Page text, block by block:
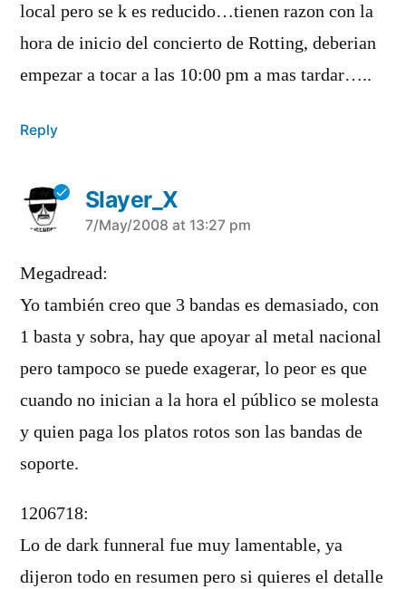
local pero se k es reducido…tienen razon con la
hora de inicio del concierto de Rotting, deberian
empezar a tocar a las 10:00 pm a mas tardar…..
Reply
Slayer_X
says:
7/May/2008 at 13:27 pm
Megadread:
Yo también creo que 3 bandas es demasiado, con
1 basta y sobra, hay que apoyar al metal nacional
pero tampoco se puede exagerar, lo peor es que
cuando no inician a la hora el público se molesta
y quien paga los platos rotos son las bandas de
soporte.
1206718:
Lo de dark funneral fue muy lamentable, ya
dijeron todo en resumen pero si quieres el detalle